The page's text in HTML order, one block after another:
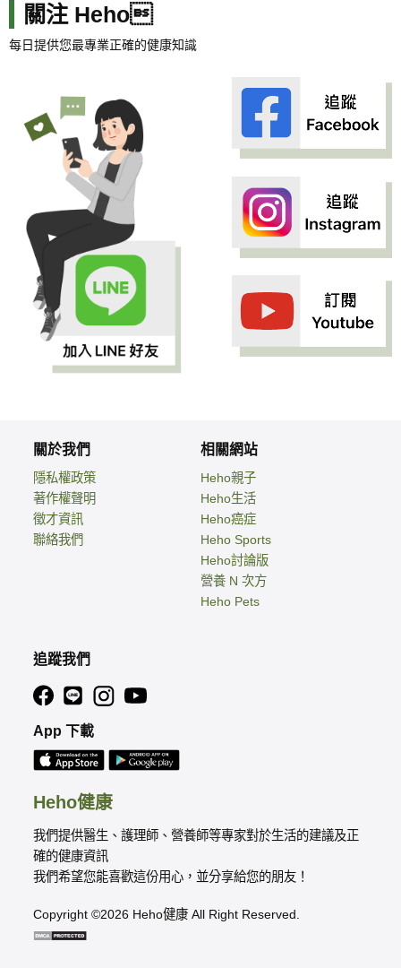
關注 Heho
每日提供您最專業正確的健康知識
Heho健康
我們提供醫生、護理師、營養師等專家對於生活的建議及正
確的健康資訊
我們希望您能喜歡這份用心，並分享給您的朋友！
Copyright ©2026 Heho健康 All Right Reserved.
關於我們
隱私權政策
著作權聲明
徵才資訊
聯絡我們
相關網站
Heho親子
Heho生活
Heho癌症
Heho Sports
Heho討論版
營養 N 次方
Heho Pets
追蹤我們
App 下載